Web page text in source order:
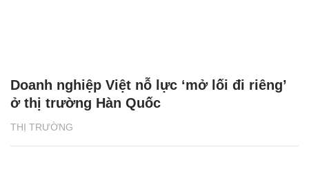
THỊ TRƯỜNG
Doanh nghiệp Việt nỗ lực ‘mở lối đi riêng’
ở thị trường Hàn Quốc